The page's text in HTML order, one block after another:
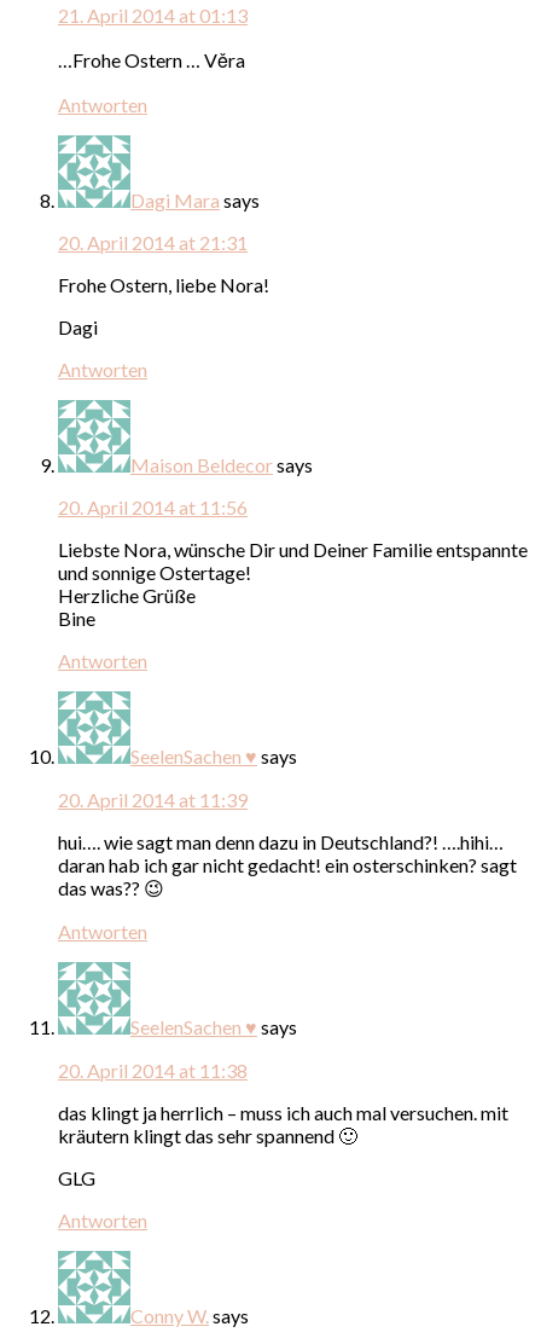
21. April 2014 at 01:13
…Frohe Ostern … Věra
Antworten
Dagi Mara says
20. April 2014 at 21:31
Frohe Ostern, liebe Nora!
Dagi
Antworten
Maison Beldecorsays
20. April 2014 at 11:56
Liebste Nora, wünsche Dir und Deiner Familie entspannte
und sonnige Ostertage!
Herzliche Grüße
Bine
Antworten
SeelenSachen ♥ says
20. April 2014 at 11:39
hui…. wie sagt man denn dazu in Deutschland?! ….hihi…
daran hab ich gar nicht gedacht! ein osterschinken? sagt
das was?? 😉
Antworten
SeelenSachen ♥ says
20. April 2014 at 11:38
das klingt ja herrlich – muss ich auch mal versuchen. mit
kräutern klingt das sehr spannend 🙂
GLG
Antworten
Conny W. says